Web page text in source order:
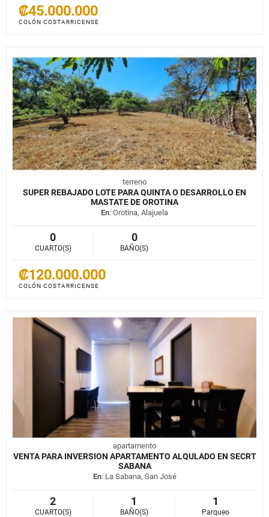
₡45.000.000
COLÓN COSTARRICENSE
terreno
SUPER REBAJADO LOTE PARA QUINTA O DESARROLLO EN
MASTATE DE OROTINA
En: Orotina, Alajuela
0
CUARTO(S)
0
BAÑO(S)
₡120.000.000
COLÓN COSTARRICENSE
apartamento
VENTA PARA INVERSION APARTAMENTO ALQULADO EN SECRT
SABANA
En: La Sabana, San José
2
CUARTO(S)
1
BAÑO(S)
1
Parqueo